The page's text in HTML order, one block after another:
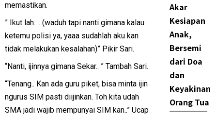
memastikan.
” Ikut lah.. . (waduh tapi nanti gimana kalau
ketemu polisi ya, yaaa sudahlah aku kan
tidak melakukan kesalahan)” Pikir Sari.
“Nanti, ijinnya gimana Sekar.. ” Tambah Sari.
“Tenang.. Kan ada guru piket, bisa minta ijin
ngurus SIM pasti diijinkan. Toh kita udah
SMA jadi wajib mempunyai SIM kan..” Ucap
Akar
Kesiapan
Anak,
Bersemi
dari Doa
dan
Keyakinan
Orang Tua